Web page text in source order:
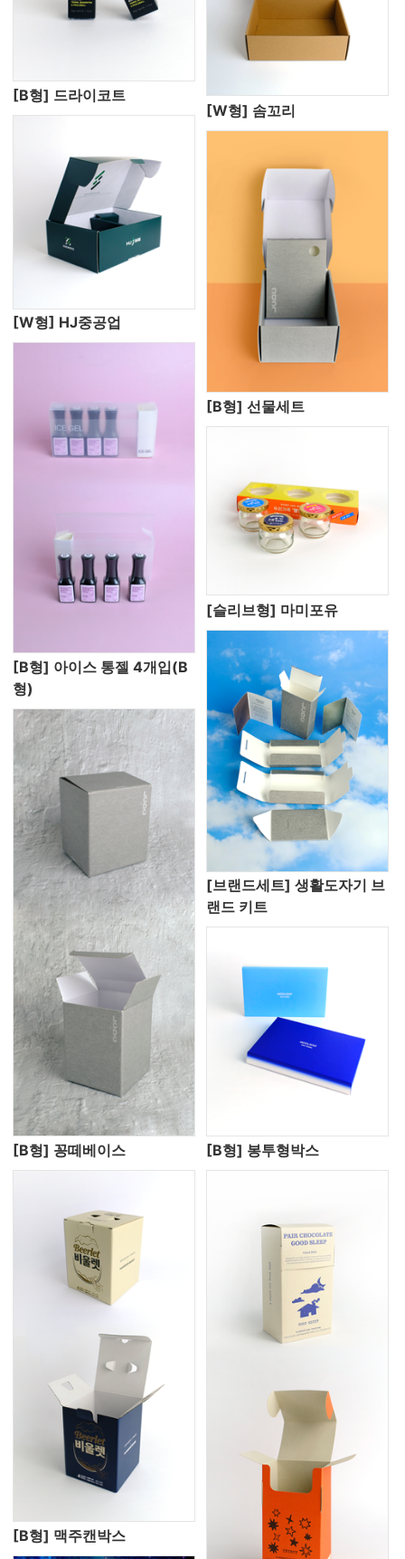
[B형] 드라이코트
[W형] 솜꼬리
[W형] HJ중공업
[B형] 선물세트
[B형] 아이스 통젤 4개입(B
형)
[슬리브형] 마미포유
[B형] 꽁떼베이스
[브랜드세트] 생활도자기 브
랜드 키트
[B형] 맥주캔박스
[B형] 봉투형박스